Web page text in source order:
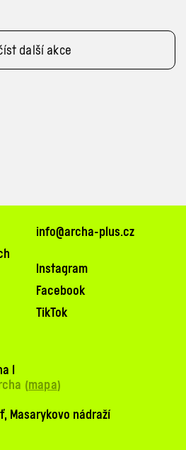
další akce
info@archa-plus.cz
Instagram
Facebook
TikTok
1
(mapa)
Masarykovo nádraží